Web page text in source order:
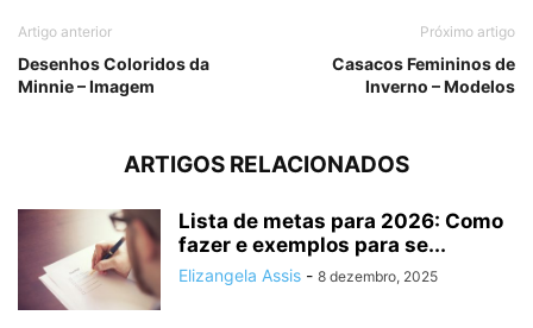
Artigo anterior
Desenhos Coloridos da
Minnie – Imagem
Próximo artigo
Casacos Femininos de
Inverno – Modelos
ARTIGOS RELACIONADOS
Lista de metas para 2026: Como
fazer e exemplos para se...
Elizangela Assis - 8 dezembro, 2025